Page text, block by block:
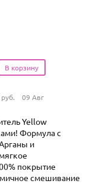
руб. 09 Авг
Yellow
Формула с
и
покрытие
смешивание